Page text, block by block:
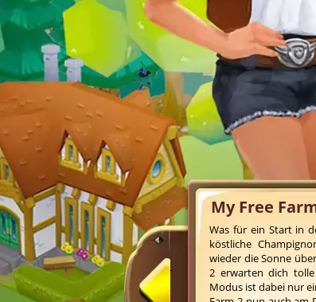
My Free
Was für ein Start in
köstliche
wieder die Sonne
2 erwarten dich tolle
Modus ist dabei nur